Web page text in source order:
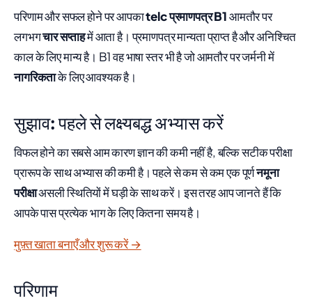
परिणाम और सफल होने पर आपकाtelc प्रमाणपत्र B1आमतौर पर
लगभगचार सप्ताहमें आता है। प्रमाणपत्र मान्यता प्राप्त है और अनिश्चित
काल के लिए मान्य है। B1 वह भाषा स्तर भी है जो आमतौर पर जर्मनी में
नागरिकताके लिए आवश्यक है।
सुझाव: पहले से लक्ष्यबद्ध अभ्यास करें
विफल होने का सबसे आम कारण ज्ञान की कमी नहीं है, बल्कि सटीक परीक्षा
प्रारूप के साथ अभ्यास की कमी है। पहले से कम से कम एक पूर्णनमूना
परीक्षाअसली स्थितियों में घड़ी के साथ करें। इस तरह आप जानते हैं कि
आपके पास प्रत्येक भाग के लिए कितना समय है।
मुफ़्त खाता बनाएँ और शुरू करें →
परिणाम